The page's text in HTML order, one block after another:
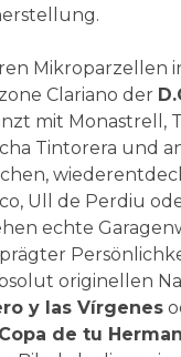
Mikroparzellen
Clariano der
mit Monastrell,
Tintorera und
Ull de Perdiu
echte
originellen
y las Vírgenes
de tu